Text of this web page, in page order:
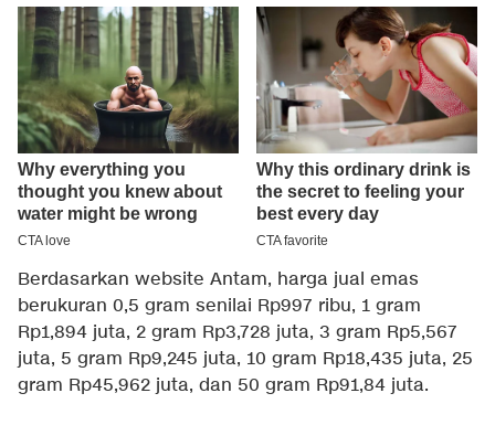
Berdasarkan website Antam, harga jual emas
berukuran 0,5 gram senilai Rp997 ribu, 1 gram
Rp1,894 juta, 2 gram Rp3,728 juta, 3 gram Rp5,567
juta, 5 gram Rp9,245 juta, 10 gram Rp18,435 juta, 25
gram Rp45,962 juta, dan 50 gram Rp91,84 juta.